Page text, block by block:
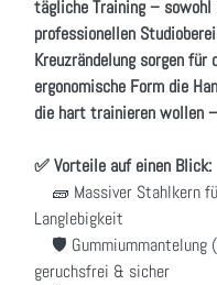
tägliche Training – sowohl
professionellen
Kreuzrändelung sorgen
ergonomische Form die
die hart trainieren wollen
✅ Vorteile auf einen Blick:
🧱 Massiver Stahlkern
Langlebigkeit
🛡️ Gummiummantelung
geruchsfrei & sicher